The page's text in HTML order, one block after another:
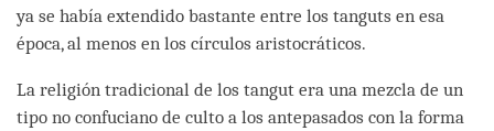
ya se había extendido bastante entre los tanguts en esa
época, al menos en los círculos aristocráticos.
La religión tradicional de los tangut era una mezcla de un
tipo no confuciano de culto a los antepasados con la forma